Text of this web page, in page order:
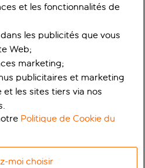
et les fonctionnalités de
les publicités que vous
Web;
marketing;
publicitaires et marketing
les sites tiers via nos
Politique de Cookie du
moi choisir